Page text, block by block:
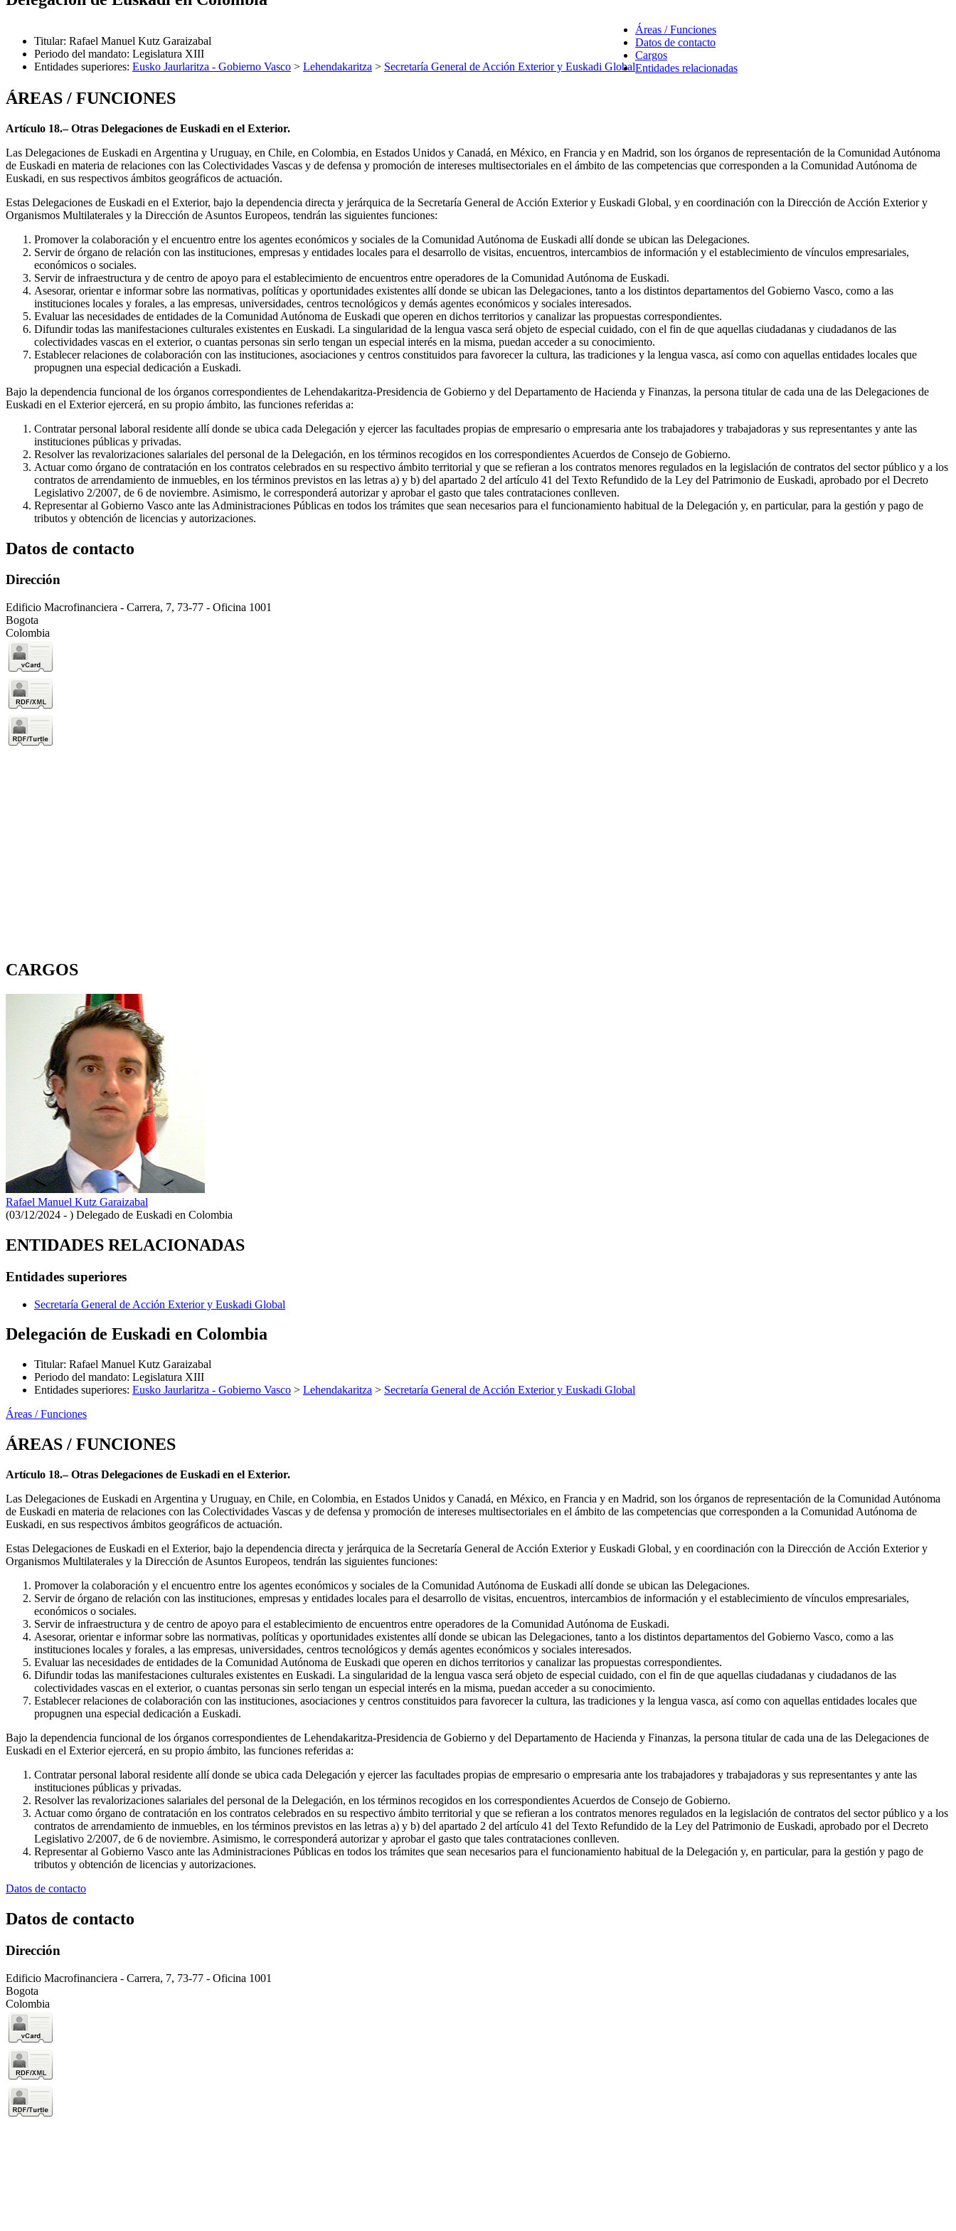
Titular: Rafael Manuel Kutz Garaizabal
Periodo del mandato: Legislatura XIII
Entidades superiores: Eusko Jaurlaritza - Gobierno Vasco > Lehendakaritza > Secretaría General de Acción Exterior y Euskadi Global
Áreas / Funciones
Datos de contacto
Cargos
Entidades relacionadas
ÁREAS / FUNCIONES
Artículo 18.– Otras Delegaciones de Euskadi en el Exterior.
Las Delegaciones de Euskadi en Argentina y Uruguay, en Chile, en Colombia, en Estados Unidos y Canadá, en México, en Francia y en Madrid, son los órganos de representación de la Comunidad Autónoma
de Euskadi en materia de relaciones con las Colectividades Vascas y de defensa y promoción de intereses multisectoriales en el ámbito de las competencias que corresponden a la Comunidad Autónoma de
Euskadi, en sus respectivos ámbitos geográficos de actuación.
Estas Delegaciones de Euskadi en el Exterior, bajo la dependencia directa y jerárquica de la Secretaría General de Acción Exterior y Euskadi Global, y en coordinación con la Dirección de Acción Exterior y
Organismos Multilaterales y la Dirección de Asuntos Europeos, tendrán las siguientes funciones:
Promover la colaboración y el encuentro entre los agentes económicos y sociales de la Comunidad Autónoma de Euskadi allí donde se ubican las Delegaciones.
Servir de órgano de relación con las instituciones, empresas y entidades locales para el desarrollo de visitas, encuentros, intercambios de información y el establecimiento de vínculos empresariales,
económicos o sociales.
Servir de infraestructura y de centro de apoyo para el establecimiento de encuentros entre operadores de la Comunidad Autónoma de Euskadi.
Asesorar, orientar e informar sobre las normativas, políticas y oportunidades existentes allí donde se ubican las Delegaciones, tanto a los distintos departamentos del Gobierno Vasco, como a las
instituciones locales y forales, a las empresas, universidades, centros tecnológicos y demás agentes económicos y sociales interesados.
Evaluar las necesidades de entidades de la Comunidad Autónoma de Euskadi que operen en dichos territorios y canalizar las propuestas correspondientes.
Difundir todas las manifestaciones culturales existentes en Euskadi. La singularidad de la lengua vasca será objeto de especial cuidado, con el fin de que aquellas ciudadanas y ciudadanos de las
colectividades vascas en el exterior, o cuantas personas sin serlo tengan un especial interés en la misma, puedan acceder a su conocimiento.
Establecer relaciones de colaboración con las instituciones, asociaciones y centros constituidos para favorecer la cultura, las tradiciones y la lengua vasca, así como con aquellas entidades locales que
propugnen una especial dedicación a Euskadi.
Bajo la dependencia funcional de los órganos correspondientes de Lehendakaritza-Presidencia de Gobierno y del Departamento de Hacienda y Finanzas, la persona titular de cada una de las Delegaciones de
Euskadi en el Exterior ejercerá, en su propio ámbito, las funciones referidas a:
Contratar personal laboral residente allí donde se ubica cada Delegación y ejercer las facultades propias de empresario o empresaria ante los trabajadores y trabajadoras y sus representantes y ante las
instituciones públicas y privadas.
Resolver las revalorizaciones salariales del personal de la Delegación, en los términos recogidos en los correspondientes Acuerdos de Consejo de Gobierno.
Actuar como órgano de contratación en los contratos celebrados en su respectivo ámbito territorial y que se refieran a los contratos menores regulados en la legislación de contratos del sector público y a los
contratos de arrendamiento de inmuebles, en los términos previstos en las letras a) y b) del apartado 2 del artículo 41 del Texto Refundido de la Ley del Patrimonio de Euskadi, aprobado por el Decreto
Legislativo 2/2007, de 6 de noviembre. Asimismo, le corresponderá autorizar y aprobar el gasto que tales contrataciones conlleven.
Representar al Gobierno Vasco ante las Administraciones Públicas en todos los trámites que sean necesarios para el funcionamiento habitual de la Delegación y, en particular, para la gestión y pago de
tributos y obtención de licencias y autorizaciones.
Datos de contacto
Dirección
Edificio Macrofinanciera - Carrera, 7, 73-77 - Oficina 1001
Bogota
Colombia
CARGOS
Rafael Manuel Kutz Garaizabal
(03/12/2024 - ) Delegado de Euskadi en Colombia
ENTIDADES RELACIONADAS
Entidades superiores
Secretaría General de Acción Exterior y Euskadi Global
Delegación de Euskadi en Colombia
Titular: Rafael Manuel Kutz Garaizabal
Periodo del mandato: Legislatura XIII
Entidades superiores: Eusko Jaurlaritza - Gobierno Vasco > Lehendakaritza > Secretaría General de Acción Exterior y Euskadi Global
Áreas / Funciones
ÁREAS / FUNCIONES
Artículo 18.– Otras Delegaciones de Euskadi en el Exterior.
Las Delegaciones de Euskadi en Argentina y Uruguay, en Chile, en Colombia, en Estados Unidos y Canadá, en México, en Francia y en Madrid, son los órganos de representación de la Comunidad Autónoma
de Euskadi en materia de relaciones con las Colectividades Vascas y de defensa y promoción de intereses multisectoriales en el ámbito de las competencias que corresponden a la Comunidad Autónoma de
Euskadi, en sus respectivos ámbitos geográficos de actuación.
Estas Delegaciones de Euskadi en el Exterior, bajo la dependencia directa y jerárquica de la Secretaría General de Acción Exterior y Euskadi Global, y en coordinación con la Dirección de Acción Exterior y
Organismos Multilaterales y la Dirección de Asuntos Europeos, tendrán las siguientes funciones:
Promover la colaboración y el encuentro entre los agentes económicos y sociales de la Comunidad Autónoma de Euskadi allí donde se ubican las Delegaciones.
Servir de órgano de relación con las instituciones, empresas y entidades locales para el desarrollo de visitas, encuentros, intercambios de información y el establecimiento de vínculos empresariales,
económicos o sociales.
Servir de infraestructura y de centro de apoyo para el establecimiento de encuentros entre operadores de la Comunidad Autónoma de Euskadi.
Asesorar, orientar e informar sobre las normativas, políticas y oportunidades existentes allí donde se ubican las Delegaciones, tanto a los distintos departamentos del Gobierno Vasco, como a las
instituciones locales y forales, a las empresas, universidades, centros tecnológicos y demás agentes económicos y sociales interesados.
Evaluar las necesidades de entidades de la Comunidad Autónoma de Euskadi que operen en dichos territorios y canalizar las propuestas correspondientes.
Difundir todas las manifestaciones culturales existentes en Euskadi. La singularidad de la lengua vasca será objeto de especial cuidado, con el fin de que aquellas ciudadanas y ciudadanos de las
colectividades vascas en el exterior, o cuantas personas sin serlo tengan un especial interés en la misma, puedan acceder a su conocimiento.
Establecer relaciones de colaboración con las instituciones, asociaciones y centros constituidos para favorecer la cultura, las tradiciones y la lengua vasca, así como con aquellas entidades locales que
propugnen una especial dedicación a Euskadi.
Bajo la dependencia funcional de los órganos correspondientes de Lehendakaritza-Presidencia de Gobierno y del Departamento de Hacienda y Finanzas, la persona titular de cada una de las Delegaciones de
Euskadi en el Exterior ejercerá, en su propio ámbito, las funciones referidas a:
Contratar personal laboral residente allí donde se ubica cada Delegación y ejercer las facultades propias de empresario o empresaria ante los trabajadores y trabajadoras y sus representantes y ante las
instituciones públicas y privadas.
Resolver las revalorizaciones salariales del personal de la Delegación, en los términos recogidos en los correspondientes Acuerdos de Consejo de Gobierno.
Actuar como órgano de contratación en los contratos celebrados en su respectivo ámbito territorial y que se refieran a los contratos menores regulados en la legislación de contratos del sector público y a los
contratos de arrendamiento de inmuebles, en los términos previstos en las letras a) y b) del apartado 2 del artículo 41 del Texto Refundido de la Ley del Patrimonio de Euskadi, aprobado por el Decreto
Legislativo 2/2007, de 6 de noviembre. Asimismo, le corresponderá autorizar y aprobar el gasto que tales contrataciones conlleven.
Representar al Gobierno Vasco ante las Administraciones Públicas en todos los trámites que sean necesarios para el funcionamiento habitual de la Delegación y, en particular, para la gestión y pago de
tributos y obtención de licencias y autorizaciones.
Datos de contacto
Datos de contacto
Dirección
Edificio Macrofinanciera - Carrera, 7, 73-77 - Oficina 1001
Bogota
Colombia